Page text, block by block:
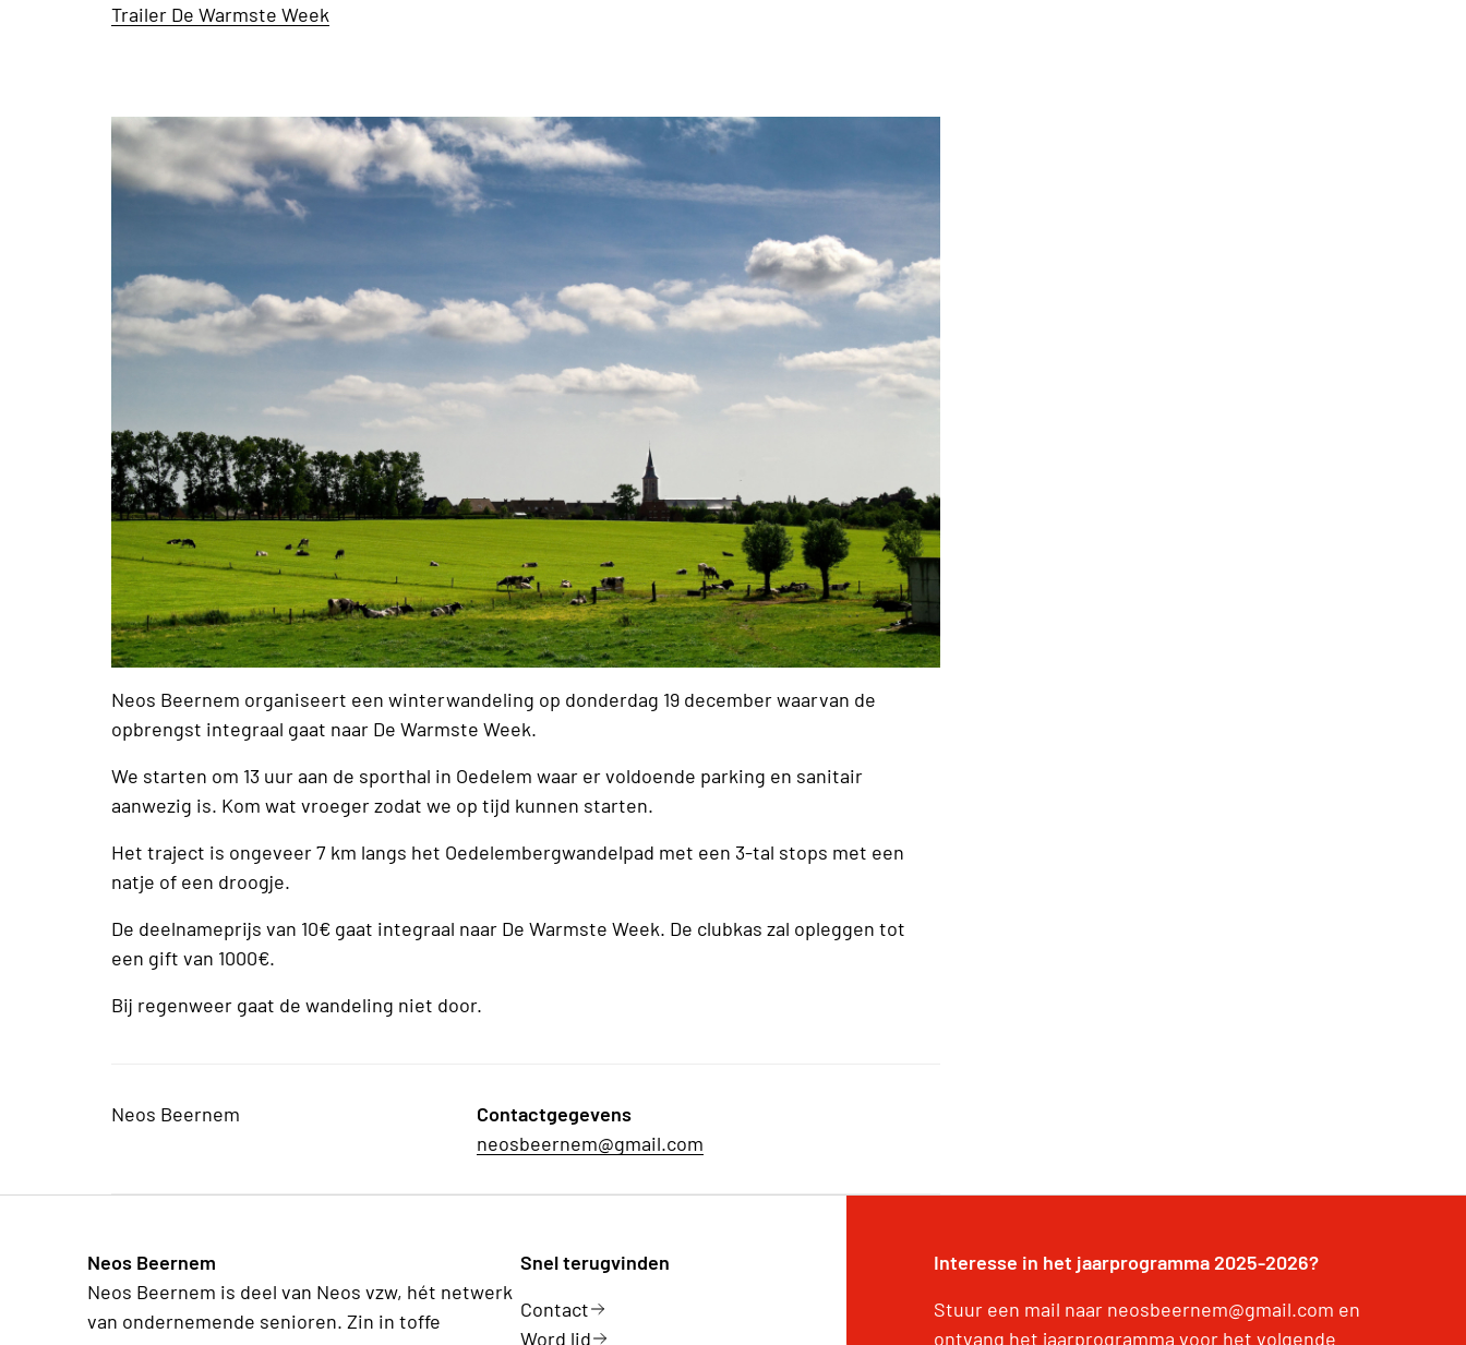
Trailer De Warmste Week
Neos Beernem organiseert een winterwandeling op donderdag 19 december waarvan de
opbrengst integraal gaat naar De Warmste Week.
We starten om 13 uur aan de sporthal in Oedelem waar er voldoende parking en sanitair
aanwezig is. Kom wat vroeger zodat we op tijd kunnen starten.
Het traject is ongeveer 7 km langs het Oedelembergwandelpad met een 3-tal stops met een
natje of een droogje.
De deelnameprijs van 10€ gaat integraal naar De Warmste Week. De clubkas zal opleggen tot
een gift van 1000€.
Bij regenweer gaat de wandeling niet door.
Neos Beernem
Contactgegevens
neosbeernem@gmail.com
Neos Beernem
Neos Beernem is deel van Neos vzw, hét netwerk
van ondernemende senioren. Zin in toffe
Snel terugvinden
Contact
Word lid
Interesse in het jaarprogramma 2025-2026?
Stuur een mail naar neosbeernem@gmail.com en
ontvang het jaarprogramma voor het volgende